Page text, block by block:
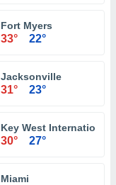
Fort Myers
33° 22°
Jacksonville
31° 23°
Key West International
30° 27°
Miami